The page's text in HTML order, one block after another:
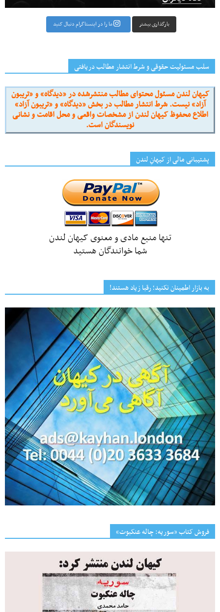
بارگذاری بیشتر ما را در اینستاگرام دنبال کنید
سلب مسئولیت حقوقی و شرط انتشار مطالب دریافتی
کیهان لندن مسئول محتوای مطالب منتشرشده در «دیدگاه» و «تریبون
آزاد» نیست. شرط انتشار مطالب در بخش «دیدگاه» و «تریبون آزاد»
اطلاع محفوظ کیهان لندن از مشخصات واقعی و محل اقامت و نشانی
نویسندگان است.
پشتیبانی مالی از کیهانِ لندن
تنها منبع مادی و معنوی کیهان لندن
شما خوانندگان هستید
به بازار اطمینان نکنید؛ رقبا زیاد هستند!
فروش کتاب «سوریه: چاله عنکبوت»